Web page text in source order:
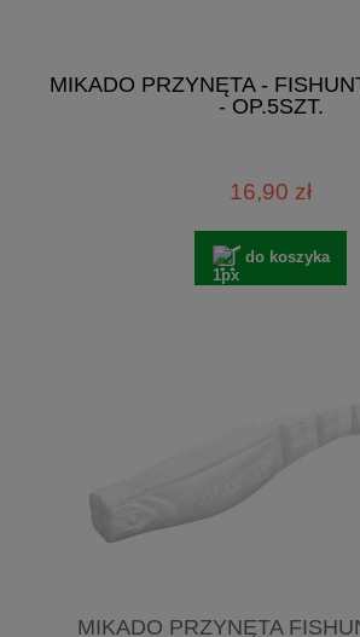
MIKADO PRZYNĘTA -
- OP.5SZT.
16,90 zł
do koszyka
MIKADO PRZYNĘTA